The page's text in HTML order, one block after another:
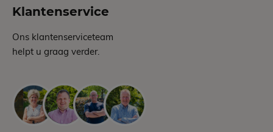
Klantenservice
Ons klantenserviceteam
helpt u graag verder.